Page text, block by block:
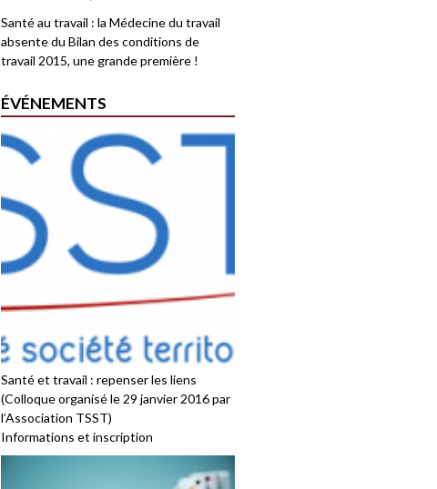
Santé au travail : la Médecine du travail
absente du Bilan des conditions de
travail 2015, une grande première !
ÉVÉNEMENTS
Santé et travail : repenser les liens
(Colloque organisé le 29 janvier 2016 par
l’Association TSST)
Informations et inscription